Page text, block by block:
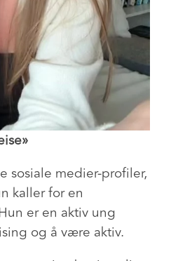
sosiale medier-profiler,
kaller for en
er en aktiv ung
og å være aktiv.